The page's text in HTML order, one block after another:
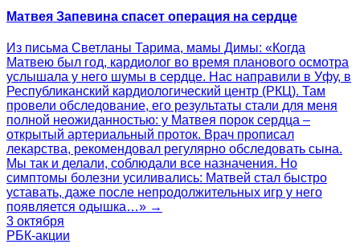
Матвея Запевина спасет операция на сердце
Из письма Светланы Тарима, мамы Димы: «Когда
Матвею был год, кардиолог во время планового осмотра
услышала у него шумы в сердце. Нас направили в Уфу, в
Республиканский кардиологический центр (РКЦ). Там
провели обследование, его результаты стали для меня
полной неожиданностью: у Матвея порок сердца –
открытый артериальный проток. Врач прописал
лекарства, рекомендовал регулярно обследовать сына.
Мы так и делали, соблюдали все назначения. Но
симптомы болезни усиливались: Матвей стал быстро
уставать, даже после непродолжительных игр у него
появляется одышка…» →
3 октября
РБК-акции